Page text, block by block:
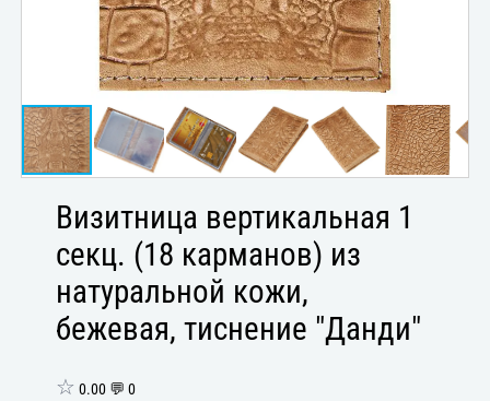
Визитница вертикальная 1
секц. (18 карманов) из
натуральной кожи,
бежевая, тиснение "Данди"
☆ 0.00 💬 0